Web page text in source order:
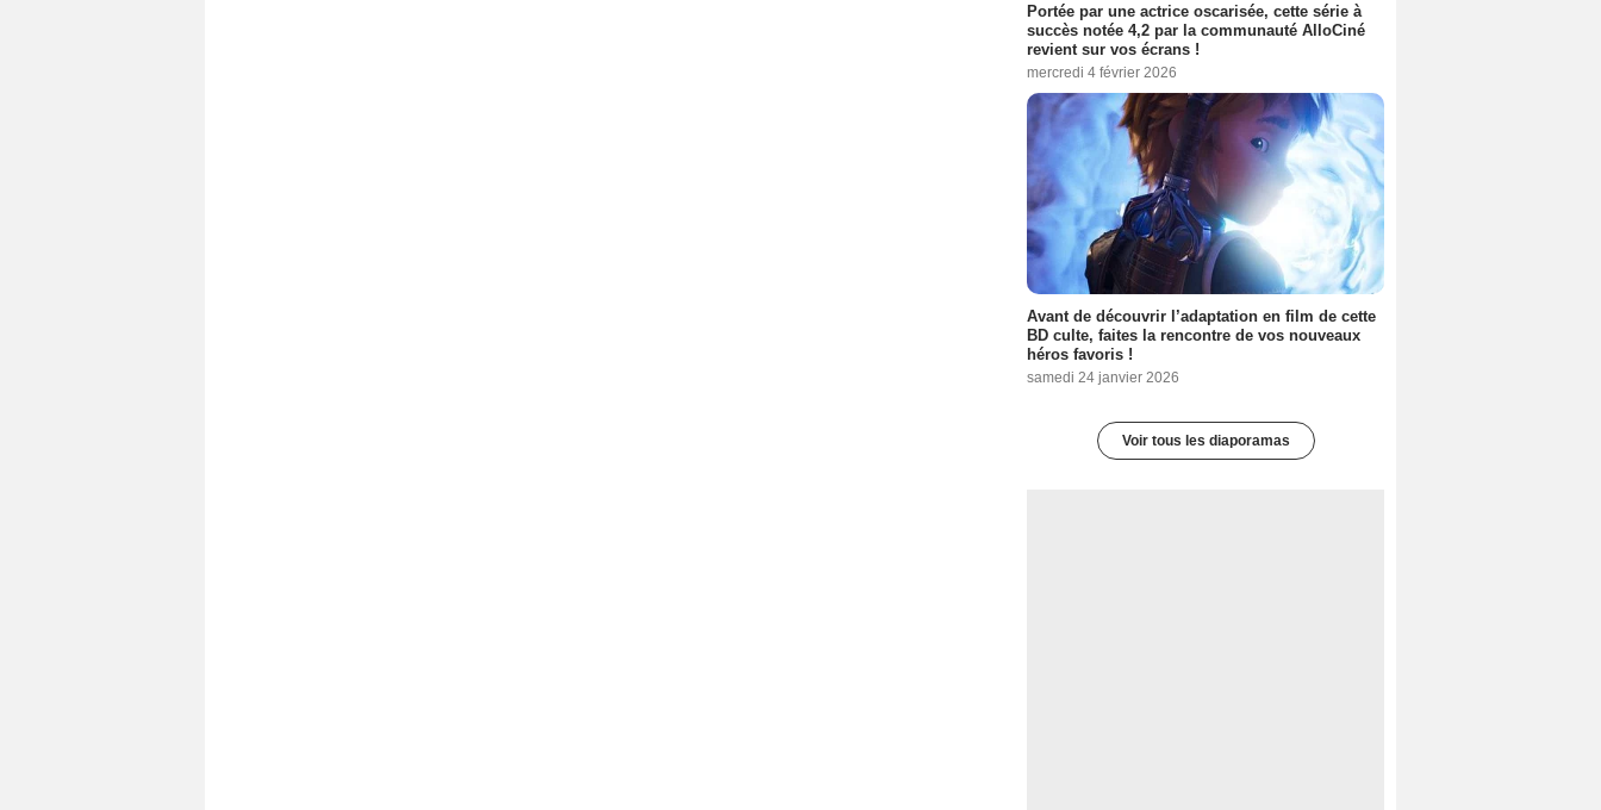
Portée par une actrice oscarisée, cette série à
succès notée 4,2 par la communauté AlloCiné
revient sur vos écrans !
mercredi 4 février 2026
Avant de découvrir l’adaptation en film de cette
BD culte, faites la rencontre de vos nouveaux
héros favoris !
samedi 24 janvier 2026
Voir tous les diaporamas